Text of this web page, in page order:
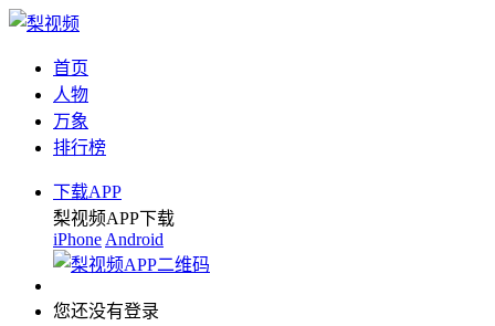
首页
人物
万象
排行榜
下载APP
梨视频APP下载
iPhone Android
您还没有登录